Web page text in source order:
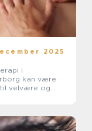
2025
i
kan være
velvære og